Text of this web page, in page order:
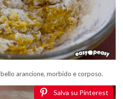
arancione, morbido e corposo.
Salva su Pinterest